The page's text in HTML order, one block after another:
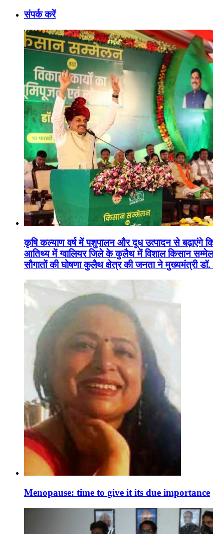
संपर्क करें
कृषि कल्याण वर्ष में पशुपालन और दूध उत्पादन से बढ़ाएंगे
आतिथ्य में ग्वालियर जिले के कुलैथ में विशाल किसान
सौगातों की घोषणा कुलैथ क्षेत्र की जनता ने मुख्यमंत्री
Menopause: time to give it its due importance